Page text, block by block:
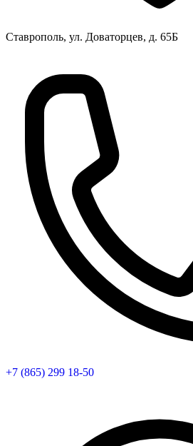
Ставрополь, ул. Доваторцев, д. 65Б
+7 (865) 299 18-50